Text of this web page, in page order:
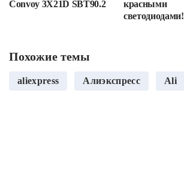
Convoy 3X21D SBT90.2
красными
светодиодами!
Похожие темы
aliexpress Алиэкспресс Ali